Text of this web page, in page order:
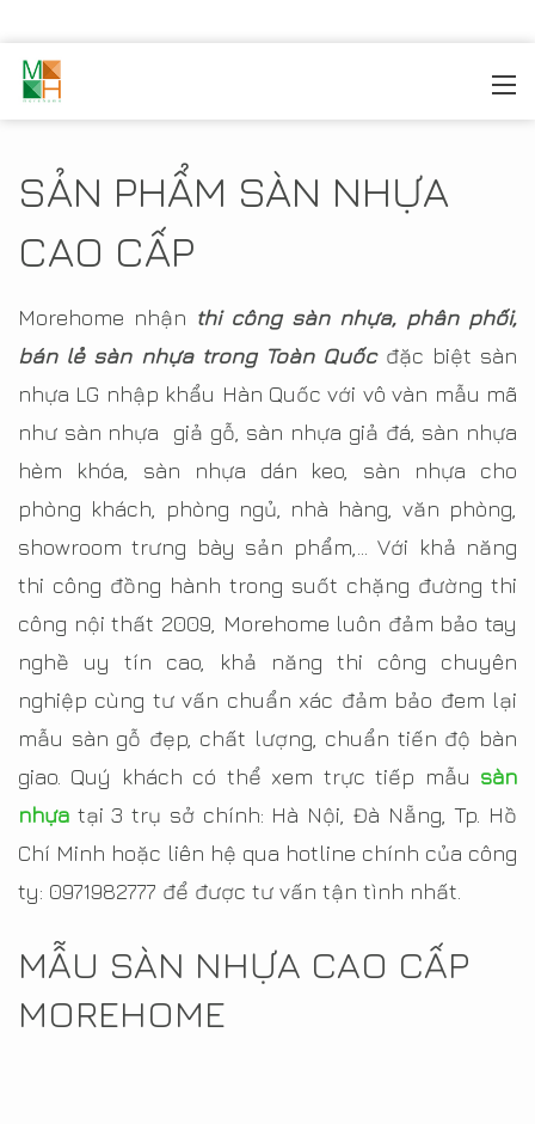
SẢN PHẨM SÀN NHỰA
CAO CẤP
Morehome nhận thi công sàn nhựa, phân phối,
bán lẻ sàn nhựa trong Toàn Quốc đặc biệt sàn
nhựa LG nhập khẩu Hàn Quốc với vô vàn mẫu mã
như sàn nhựa giả gỗ, sàn nhựa giả đá, sàn nhựa
hèm khóa, sàn nhựa dán keo, sàn nhựa cho
phòng khách, phòng ngủ, nhà hàng, văn phòng,
showroom trưng bày sản phẩm,... Với khả năng
thi công đồng hành trong suốt chặng đường thi
công nội thất 2009, Morehome luôn đảm bảo tay
nghề uy tín cao, khả năng thi công chuyên
nghiệp cùng tư vấn chuẩn xác đảm bảo đem lại
mẫu sàn gỗ đẹp, chất lượng, chuẩn tiến độ bàn
giao. Quý khách có thể xem trực tiếp mẫu sàn
nhựa tại 3 trụ sở chính: Hà Nội, Đà Nẵng, Tp. Hồ
Chí Minh hoặc liên hệ qua hotline chính của công
ty: 0971982777 để được tư vấn tận tình nhất.
MẪU SÀN NHỰA CAO CẤP
MOREHOME